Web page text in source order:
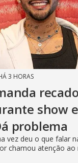
3 HORAS
show
problema
vez deu o que falar
chamou atenção ao